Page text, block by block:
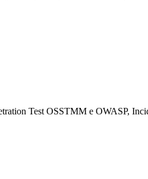
Test OSSTMM e OWASP,